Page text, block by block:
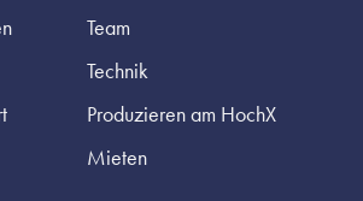
Team
Technik
Produzieren am HochX
Mieten